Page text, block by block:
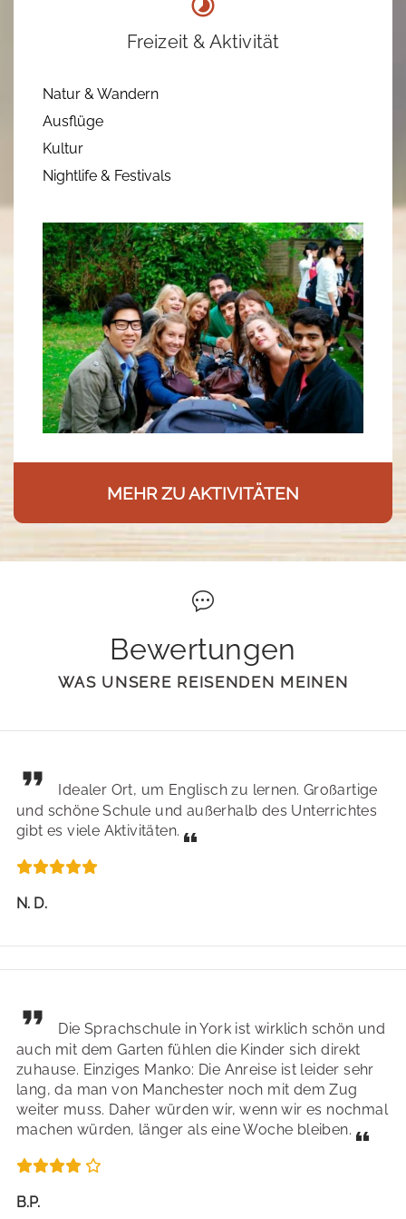
Freizeit & Aktivität
Natur & Wandern
Ausflüge
Kultur
Nightlife & Festivals
MEHR ZU AKTIVITÄTEN
Bewertungen
WAS UNSERE REISENDEN MEINEN
Idealer Ort, um Englisch zu lernen. Großartige
und schöne Schule und außerhalb des Unterrichtes
gibt es viele Aktivitäten.
N. D.
Die Sprachschule in York ist wirklich schön und
auch mit dem Garten fühlen die Kinder sich direkt
zuhause. Einziges Manko: Die Anreise ist leider sehr
lang, da man von Manchester noch mit dem Zug
weiter muss. Daher würden wir, wenn wir es nochmal
machen würden, länger als eine Woche bleiben.
B.P.